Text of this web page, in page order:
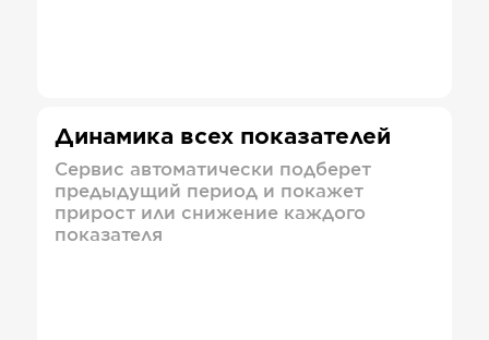
Динамика всех показателей
Сервис автоматически подберет
предыдущий период и покажет
прирост или снижение каждого
показателя